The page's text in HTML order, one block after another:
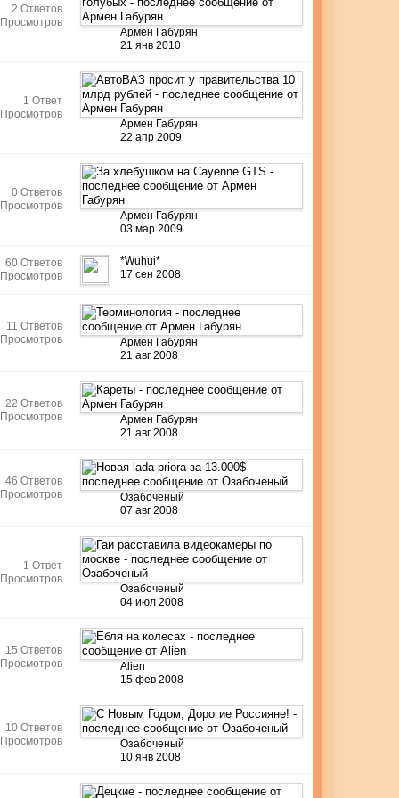
2 Ответов
Армен Габурян
21 янв 2010
1 Ответ
Армен Габурян
22 апр 2009
0 Ответов
Армен Габурян
03 мар 2009
60 Ответов
*Wuhui*
17 сен 2008
11 Ответов
Армен Габурян
21 авг 2008
22 Ответов
Армен Габурян
21 авг 2008
46 Ответов
Озабоченый
07 авг 2008
1 Ответ
Озабоченый
04 июл 2008
15 Ответов
Alien
15 фев 2008
10 Ответов
Озабоченый
10 янв 2008